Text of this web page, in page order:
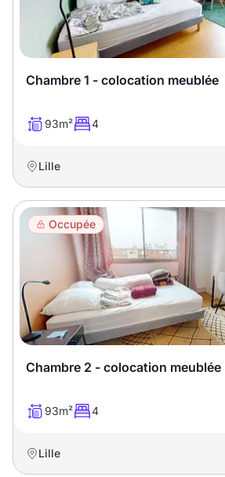
Chambre 1 - colocation meublée
93m² 4
Lille
Occupée
Chambre 2 - colocation meublée
93m² 4
Lille